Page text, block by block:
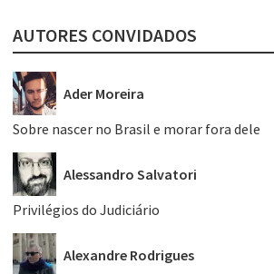
AUTORES CONVIDADOS
Ader Moreira
Sobre nascer no Brasil e morar fora dele
Alessandro Salvatori
Privilégios do Judiciário
Alexandre Rodrigues